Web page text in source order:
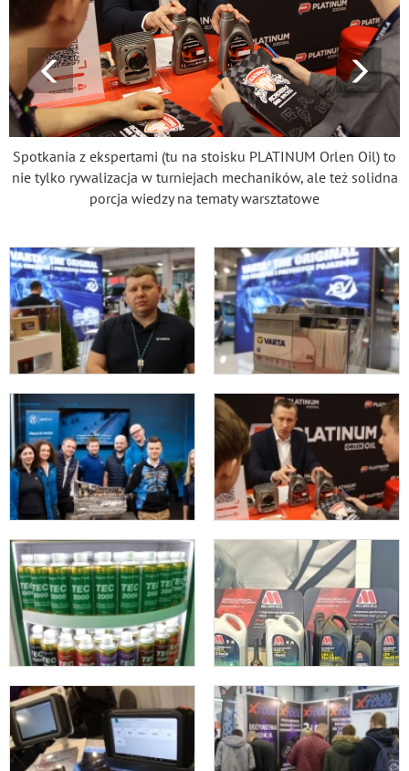
Spotkania z ekspertami (tu na stoisku PLATINUM Orlen Oil) to
nie tylko rywalizacja w turniejach mechaników, ale też solidna
porcja wiedzy na tematy warsztatowe